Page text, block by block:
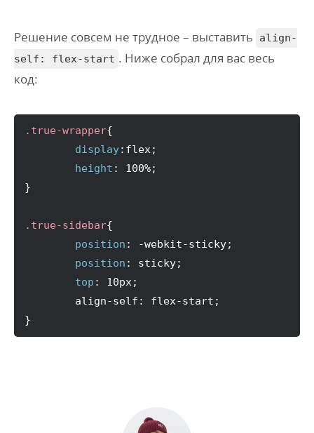
Решение совсем не трудное – выставить
align-
self: flex-start . Ниже собрал для вас весь
код:
.true-wrapper{
display: flex;
height : 100%;
}
.true-sidebar{
position : -webkit-sticky;
position : sticky;
top : 10px;
	align-self
: flex-start ;
}